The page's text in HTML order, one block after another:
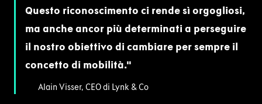
Questo riconoscimento ci rende sì orgogliosi,
ma anche ancor più determinati a perseguire
il nostro obiettivo di cambiare per sempre il
concetto di mobilità.
Alain Visser, CEO di Lynk & Co